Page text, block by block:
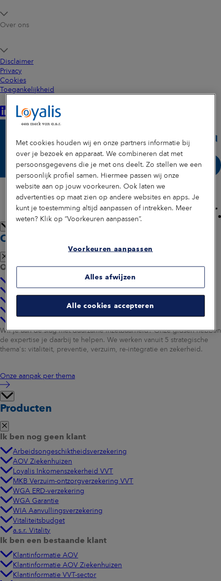
Over ons
Disclaimer
Privacy
Cookies
Toegankelijkheid
Onze aanpak
Onze aanpak per thema
Wil je aan de slag met duurzame inzetbaarheid? Onze gidsen hebben
de expertise je daarbij te helpen. We werken vanuit 5 strategische
thema's: vitaliteit, preventie, verzuim, re-integratie en zekerheid.
Onze aanpak per thema
Producten
Ik ben nog geen klant
Arbeidsongeschiktheidsverzekering
AOV Ziekenhuizen
Loyalis Inkomenszekerheid VVT
MKB Verzuim-ontzorgverzekering VVT
WGA ERD-verzekering
WGA Garantie
WIA Aanvullingsverzekering
Vitaliteitsbudget
a.s.r. Vitality
Ik ben een bestaande klant
Klantinformatie AOV
Klantinformatie AOV Ziekenhuizen
Klantinformatie VVT-sector
Met cookies houden wij en onze partners informatie bij
over je bezoek en apparaat. We combineren dat met
persoonsgegevens die je met ons deelt. Zo stellen we een
persoonlijk profiel samen. Hiermee passen wij onze
website aan op jouw voorkeuren. Ook laten we
advertenties op maat zien op andere websites en apps. Je
kunt je toestemming altijd aanpassen of intrekken. Meer
weten? Klik op “Voorkeuren aanpassen”.
Voorkeuren aanpassen
Alles afwijzen
Alle cookies accepteren